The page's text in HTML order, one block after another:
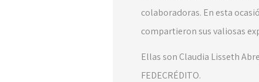
colaboradoras. En esta
compartieron sus valiosas
Ellas son Claudia Lisseth
FEDECRÉDITO.